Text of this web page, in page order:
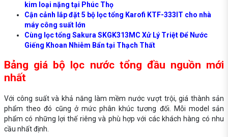
kim loại nặng tại Phúc Thọ
Cận cảnh lắp đặt 5 bộ lọc tổng Karofi KTF-333IT cho nhà
máy công suất lớn
Cùng lọc tổng Sakura SKGK313MC Xử Lý Triệt Để Nước
Giếng Khoan Nhiễm Bẩn tại Thạch Thất
Bảng giá bộ lọc nước tổng đầu nguồn mới
nhất
Với công suất và khả năng làm mềm nước vượt trội, giá thành sản
phẩm theo đó cũng ở mức phân khúc tương đối. Mỗi model sản
phẩm có những lợi thế riêng và phù hợp với các khách hàng có nhu
cầu nhất định.